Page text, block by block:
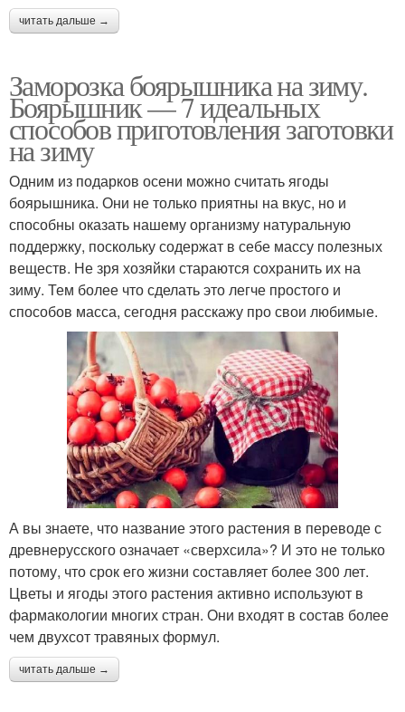
читать дальше →
Заморозка боярышника на зиму.
Боярышник — 7 идеальных
способов приготовления заготовки
на зиму
Одним из подарков осени можно считать ягоды
боярышника. Они не только приятны на вкус, но и
способны оказать нашему организму натуральную
поддержку, поскольку содержат в себе массу полезных
веществ. Не зря хозяйки стараются сохранить их на
зиму. Тем более что сделать это легче простого и
способов масса, сегодня расскажу про свои любимые.
А вы знаете, что название этого растения в переводе с
древнерусского означает «сверхсила»? И это не только
потому, что срок его жизни составляет более 300 лет.
Цветы и ягоды этого растения активно используют в
фармакологии многих стран. Они входят в состав более
чем двухсот травяных формул.
читать дальше →